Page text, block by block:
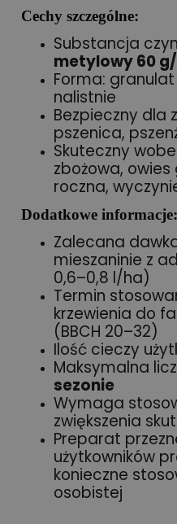
Cechy szczególne:
Substancja
metylowy 60
Forma:
nalistnie
Bezpieczny dla
pszenica,
Skuteczny
zbożowa, owies
roczna,
Dodatkowe informacje:
Zalecana
mieszaninie z
0,6–0,8 l/ha)
Termin
krzewienia do
(BBCH 20–32)
Ilość cieczy
Maksymalna
sezonie
Wymaga
zwiększenia
Preparat
użytkowników
konieczne
osobistej